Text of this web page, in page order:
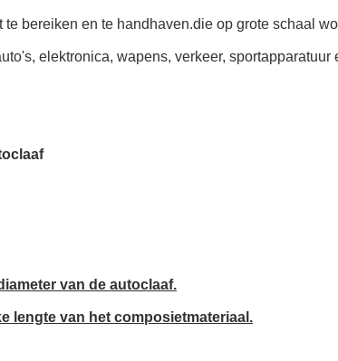
bereiken en te handhaven.die op grote schaal
elektronica, wapens, verkeer, sportapparatuur
van de autoclaaf.
lengte van het composietmateriaal.